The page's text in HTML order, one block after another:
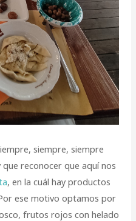
siempre, siempre
reconocer que aquí nos
, en la cuál hay productos
ese motivo optamos por
frutos rojos con helado